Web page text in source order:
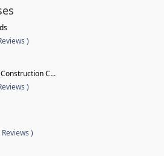
)
C...
)
)